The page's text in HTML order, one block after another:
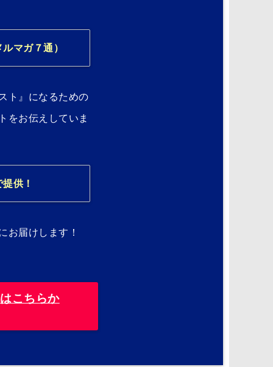
マガ７通）
ト』になるための
をお伝えしていま
供！
お届けします！
こちらか